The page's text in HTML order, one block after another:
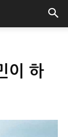
이 하